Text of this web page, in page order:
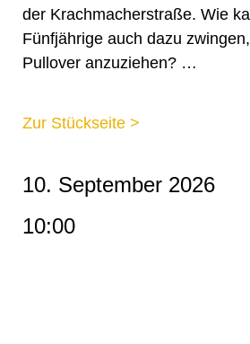
der Krachmacherstraße. Wie
Fünfjährige auch dazu
Pullover anzuziehen? …
Zur Stückseite >
10. September 2026
10:00